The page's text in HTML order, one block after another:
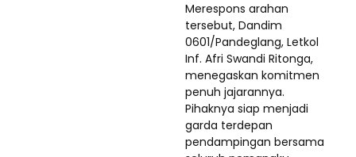
Merespons arahan
tersebut, Dandim
0601/Pandeglang, Letkol
Inf. Afri Swandi Ritonga,
menegaskan komitmen
penuh jajarannya.
Pihaknya siap menjadi
garda terdepan
pendampingan bersama